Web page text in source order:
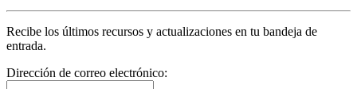
Recibe los últimos recursos y actualizaciones en tu bandeja de
entrada.
Dirección de correo electrónico: